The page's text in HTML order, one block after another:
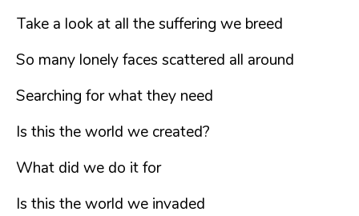
Take a look at all the suffering we breed
So many lonely faces scattered all around
Searching for what they need
Is this the world we created?
What did we do it for
Is this the world we invaded